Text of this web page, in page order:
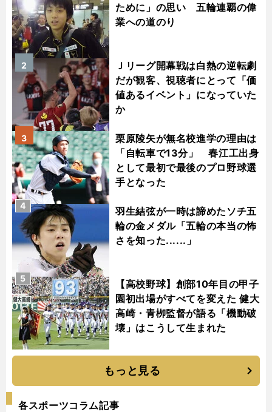
ために」の思い 五輪連覇の偉
業への道のり
Ｊリーグ開幕戦は白熱の逆転劇
だが観客、視聴者にとって「価
値あるイベント」になっていた
か
2
栗原陵矢が無名校進学の理由は
「自転車で13分」 春江工出身
として最初で最後のプロ野球選
手となった
3
羽生結弦が一時は諦めたソチ五
輪の金メダル「五輪の本当の怖
さを知った......」
4
【高校野球】創部10年目の甲子
園初出場がすべてを変えた 健大
高崎・青栁監督が語る「機動破
壊」はこうして生まれた
5
もっと見る
各スポーツコラム記事